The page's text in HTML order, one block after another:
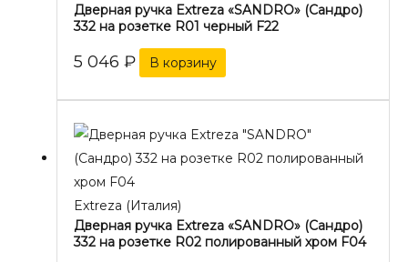
Дверная ручка Extreza «SANDRO» (Сандро)
332 на розетке R01 черный F22
5 046 ₽ В корзину
Extreza (Италия)
Дверная ручка Extreza «SANDRO» (Сандро)
332 на розетке R02 полированный хром F04